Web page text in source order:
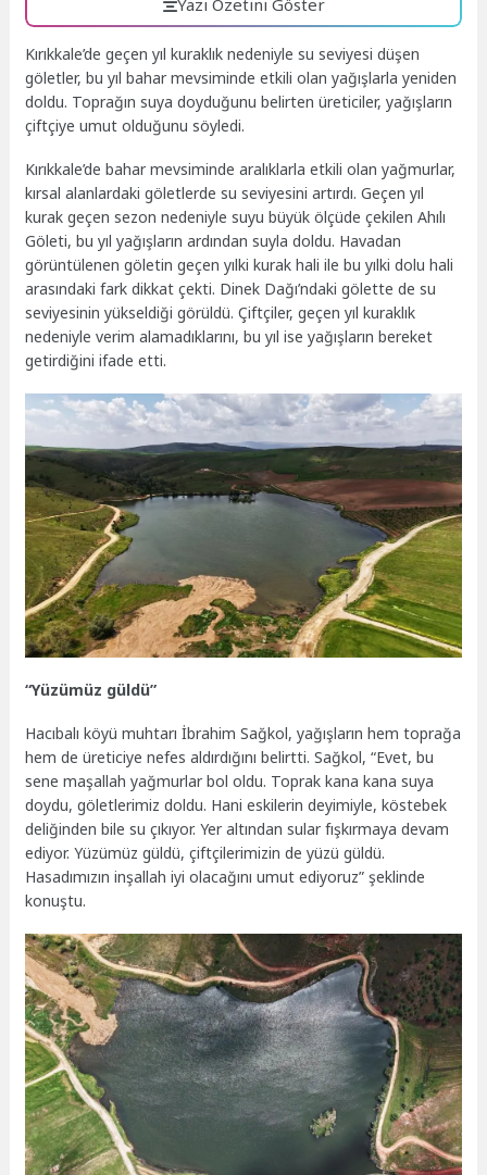
Yazı Özetini Göster
Kırıkkale’de geçen yıl kuraklık nedeniyle su seviyesi düşen
göletler, bu yıl bahar mevsiminde etkili olan yağışlarla yeniden
doldu. Toprağın suya doyduğunu belirten üreticiler, yağışların
çiftçiye umut olduğunu söyledi.
Kırıkkale’de bahar mevsiminde aralıklarla etkili olan yağmurlar,
kırsal alanlardaki göletlerde su seviyesini artırdı. Geçen yıl
kurak geçen sezon nedeniyle suyu büyük ölçüde çekilen Ahılı
Göleti, bu yıl yağışların ardından suyla doldu. Havadan
görüntülenen göletin geçen yılki kurak hali ile bu yılki dolu hali
arasındaki fark dikkat çekti. Dinek Dağı’ndaki gölette de su
seviyesinin yükseldiği görüldü. Çiftçiler, geçen yıl kuraklık
nedeniyle verim alamadıklarını, bu yıl ise yağışların bereket
getirdiğini ifade etti.
“Yüzümüz güldü”
Hacıbalı köyü muhtarı İbrahim Sağkol, yağışların hem toprağa
hem de üreticiye nefes aldırdığını belirtti. Sağkol, “Evet, bu
sene maşallah yağmurlar bol oldu. Toprak kana kana suya
doydu, göletlerimiz doldu. Hani eskilerin deyimiyle, köstebek
deliğinden bile su çıkıyor. Yer altından sular fışkırmaya devam
ediyor. Yüzümüz güldü, çiftçilerimizin de yüzü güldü.
Hasadımızın inşallah iyi olacağını umut ediyoruz” şeklinde
konuştu.